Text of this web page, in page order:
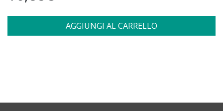
AGGIUNGI AL CARRELLO